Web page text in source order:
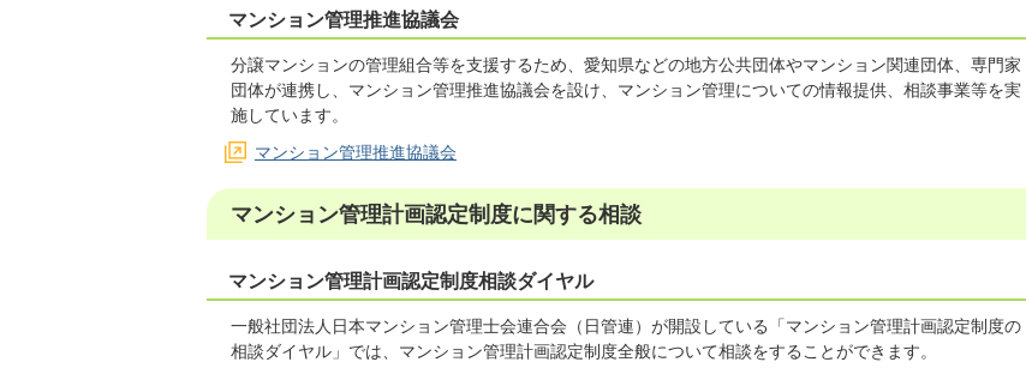
マンション管理推進協議会
分譲マンションの管理組合等を支援するため、愛知県などの地方公共団体やマンション関連団体、専門家
団体が連携し、マンション管理推進協議会を設け、マンション管理についての情報提供、相談事業等を実
施しています。
マンション管理推進協議会
マンション管理計画認定制度に関する相談
マンション管理計画認定制度相談ダイヤル
一般社団法人日本マンション管理士会連合会（日管連）が開設している「マンション管理計画認定制度の
相談ダイヤル」では、マンション管理計画認定制度全般について相談をすることができます。